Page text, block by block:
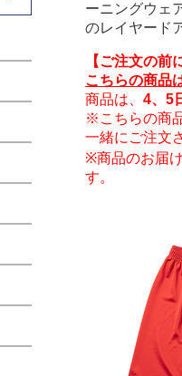
ーニングウェ
のレイヤード
【ご注文の前
こちらの商品
商品は、 4、5
※こちらの商
一緒にご注文
※商品のお届
す。